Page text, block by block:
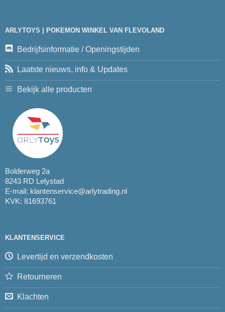
ARLYTOYS | POKEMON WINKEL VAN FLEVOLAND
Bedrijfsinformatie / Openingstijden
Laatste nieuws, info & Updates
Bekijk alle producten
Bolderweg 2a
8243 RD Lelystad
E-mail: klantenservice@arlytrading.nl
KVK: 81693761
KLANTENSERVICE
Levertijd en verzendkosten
Retourneren
Klachten